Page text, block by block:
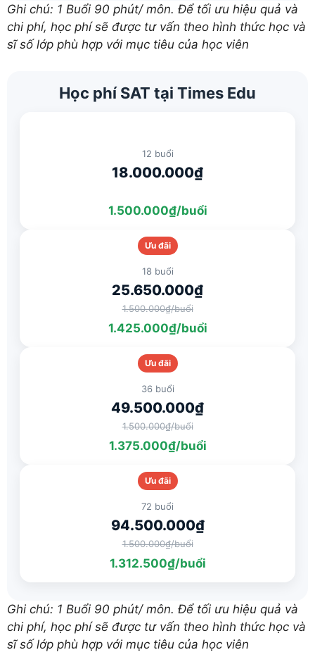
Ghi chú: 1 Buổi 90 phút/ môn. Để tối ưu hiệu quả và
chi phí, học phí sẽ được tư vấn theo hình thức học và
sĩ số lớp phù hợp với mục tiêu của học viên
Học phí SAT tại Times Edu
12 buổi
18.000.000₫
1.500.000₫/buổi
Ưu đãi
18 buổi
25.650.000₫
1.500.000₫/buổi
1.425.000₫/buổi
Ưu đãi
36 buổi
49.500.000₫
1.500.000₫/buổi
1.375.000₫/buổi
Ưu đãi
72 buổi
94.500.000₫
1.500.000₫/buổi
1.312.500₫/buổi
Ghi chú: 1 Buổi 90 phút/ môn. Để tối ưu hiệu quả và
chi phí, học phí sẽ được tư vấn theo hình thức học và
sĩ số lớp phù hợp với mục tiêu của học viên